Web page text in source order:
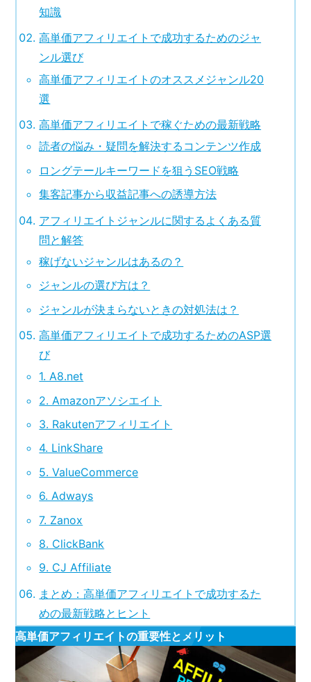
知識
高単価アフィリエイトで成功するためのジャ
ンル選び
高単価アフィリエイトのオススメジャンル20
選
高単価アフィリエイトで稼ぐための最新戦略
読者の悩み・疑問を解決するコンテンツ作成
ロングテールキーワードを狙うSEO戦略
集客記事から収益記事への誘導方法
アフィリエイトジャンルに関するよくある質
問と解答
稼げないジャンルはあるの？
ジャンルの選び方は？
ジャンルが決まらないときの対処法は？
高単価アフィリエイトで成功するためのASP選
び
1. A8.net
2. Amazonアソシエイト
3. Rakutenアフィリエイト
4. LinkShare
5. ValueCommerce
6. Adways
7. Zanox
8. ClickBank
9. CJ Affiliate
まとめ：高単価アフィリエイトで成功するた
めの最新戦略とヒント
高単価アフィリエイトの重要性とメリット